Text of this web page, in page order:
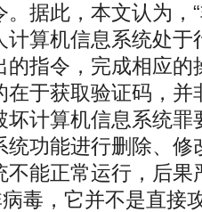
据此，本文认为，
计算机信息系统处于
的指令，完成相应的
在于获取验证码，并
坏计算机信息系统罪
统功能进行删除、修
不能正常运行，后果
病毒，它并不是直接